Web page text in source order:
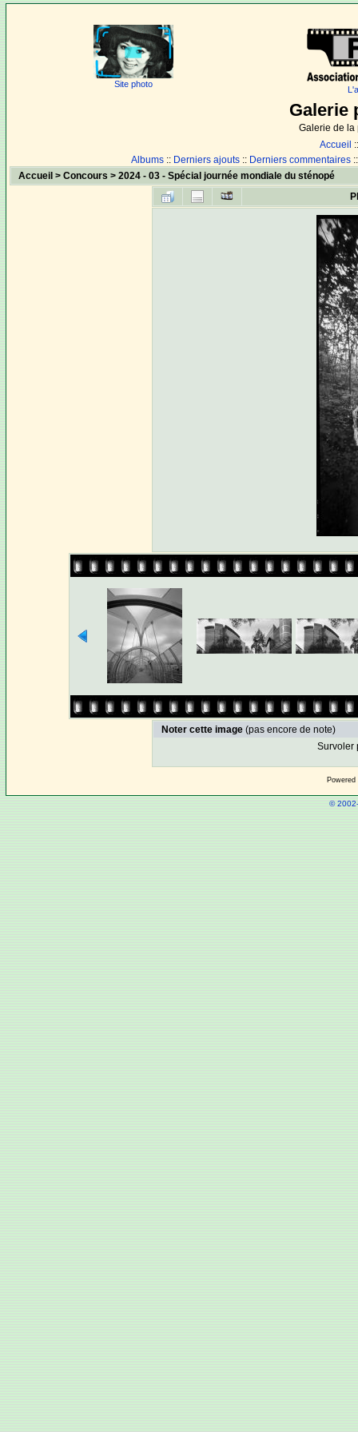
Site photo
Galerie
Galerie de la
Accueil
Albums :: Derniers ajouts :: Derniers commentaires
Accueil >Concours >2024 - 03 - Spécial journée mondiale du sténopé
Noter cette image (pas encore de note)
Survoler
©